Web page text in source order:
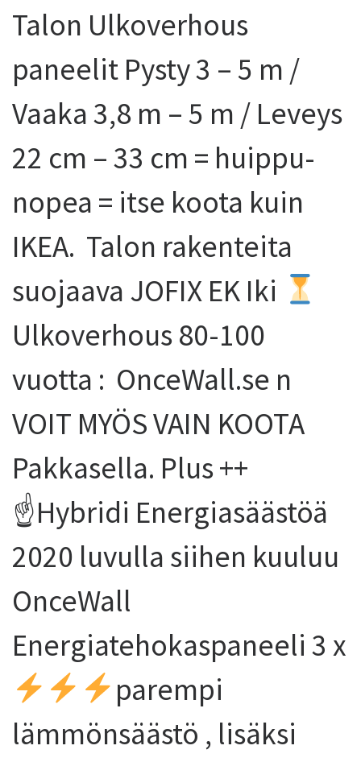
Talon Ulkoverhous
paneelit Pysty 3 – 5 m /
Vaaka 3,8 m – 5 m / Leveys
22 cm – 33 cm = huippu-
nopea = itse koota kuin
IKEA. Talon rakenteita
suojaava JOFIX EK Iki
Ulkoverhous 80-100
vuotta : OnceWall.se n
VOIT MYÖS VAIN KOOTA
Pakkasella. Plus ++
☝️Hybridi Energiasäästöä
2020 luvulla siihen kuuluu
OnceWall
Energiatehokaspaneeli 3 x
parempi
lämmönsäästö , lisäksi